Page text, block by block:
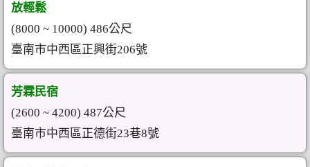
放輕鬆
(8000 ~ 10000) 486公尺
臺南市中西區正興街206號
芳霖民宿
(2600 ~ 4200) 487公尺
臺南市中西區正德街23巷8號